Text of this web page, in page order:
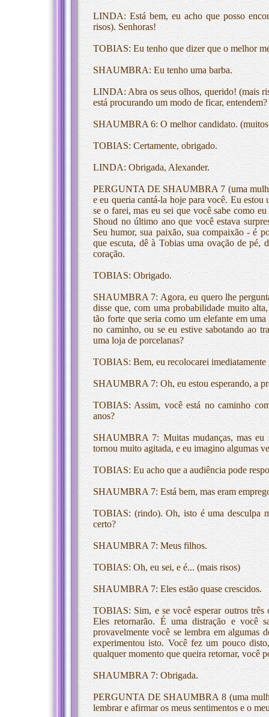
LINDA: Está bem, eu acho que posso
risos). Senhoras!
TOBIAS: Eu tenho que dizer que o melhor
SHAUMBRA: Eu tenho uma barba.
LINDA: Abra os seus olhos, querido! (mais
está procurando um modo de ficar,
SHAUMBRA 6: O melhor candidato.
TOBIAS: Certamente, obrigado.
LINDA: Obrigada, Alexander.
PERGUNTA DE SHAUMBRA 7 (uma
e eu queria cantá-la hoje para você. Eu
se o farei, mas eu sei que você sabe como
Shoud no último ano que você estava
Seu humor, sua paixão, sua compaixão - é
que escuta, dê à Tobias uma ovação de
coração.
TOBIAS: Obrigado.
SHAUMBRA 7: Agora, eu quero lhe
disse que, com uma probabilidade muito
tão forte que seria como um elefante em
no caminho, ou se eu estive sabotando ao
uma loja de porcelanas?
TOBIAS: Bem, eu recolocarei imediatamente
SHAUMBRA 7: Oh, eu estou esperando, a
TOBIAS: Assim, você está no caminho
anos?
SHAUMBRA 7: Muitas mudanças, mas eu
tornou muito agitada, e eu imagino algumas
TOBIAS: Eu acho que a audiência pode
SHAUMBRA 7: Está bem, mas eram
TOBIAS: (rindo). Oh, isto é uma desculpa
certo?
SHAUMBRA 7: Meus filhos.
TOBIAS: Oh, eu sei, e é... (mais risos)
SHAUMBRA 7: Eles estão quase crescidos.
TOBIAS: Sim, e se você esperar outros três
Eles retornarão. É uma distração e você
provavelmente você se lembra em algumas
experimentou isto. Você fez um pouco
qualquer momento que queira retornar, você
SHAUMBRA 7: Obrigada.
PERGUNTA DE SHAUMBRA 8 (uma
lembrar e afirmar os meus sentimentos e o